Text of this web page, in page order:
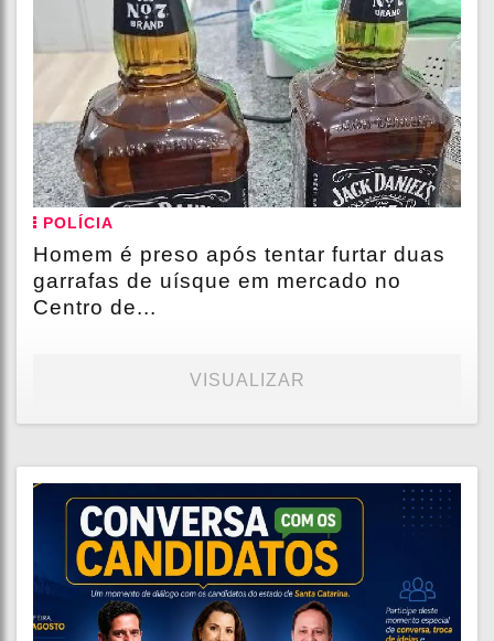
POLÍCIA
Homem é preso após tentar furtar duas
garrafas de uísque em mercado no
Centro de...
VISUALIZAR